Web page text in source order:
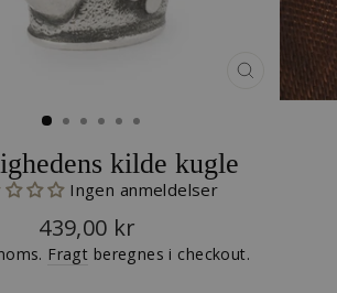
LUK
(ESC)
kilde kugle
Ingen anmeldelser
Normalpris
439,00 kr
Fragt beregnes i checkout.